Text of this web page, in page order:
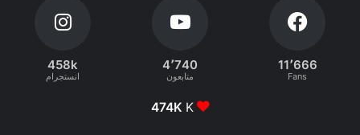
11٬666
Fans
4٬740
متابعون
458k
انستجرام
474K K